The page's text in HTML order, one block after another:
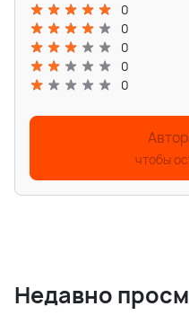
0
0
0
0
0
чтобы
Недавно